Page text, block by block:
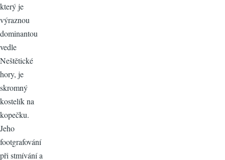
který je
výraznou
dominantou
vedle
Neštětické
hory, je
skromný
kostelík na
kopečku.
Jeho
footgrafování
při stmívání a